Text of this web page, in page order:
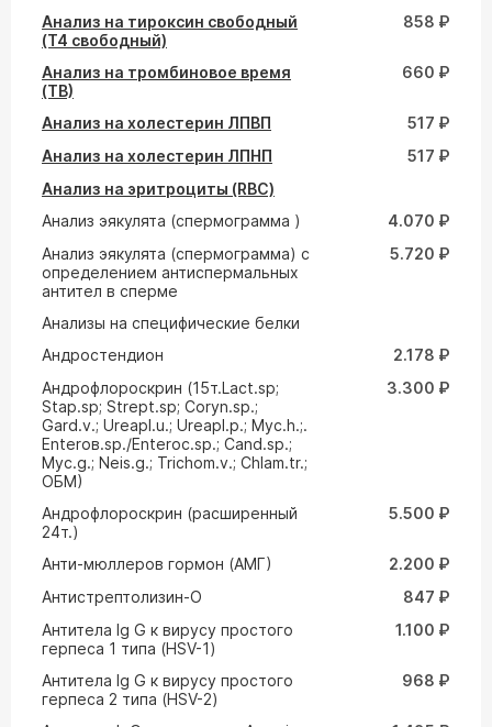
Анализ на тироксин свободный
(Т4 свободный)
858 ₽
Анализ на тромбиновое время
(ТВ)
660 ₽
Анализ на холестерин ЛПВП
517 ₽
Анализ на холестерин ЛПНП
517 ₽
Анализ на эритроциты (RBC)
Анализ эякулята (спермограмма )
4.070 ₽
Анализ эякулята (спермограмма) с
определением антиспермальных
антител в сперме
5.720 ₽
Анализы на специфические белки
Андростендион
2.178 ₽
Андрофлороскрин (15т.Lact.sp;
Stap.sp; Strept.sp; Coryn.sp.;
Gard.v.; Ureapl.u.; Ureapl.p.; Myc.h.;.
Enteroв.sp./Enteroc.sp.; Cand.sp.;
Myc.g.; Neis.g.; Trichom.v.; Chlam.tr.;
ОБМ)
3.300 ₽
Андрофлороскрин (расширенный
24т.)
5.500 ₽
Анти-мюллеров гормон (АМГ)
2.200 ₽
Антистрептолизин-О
847 ₽
Антитела Ig G к вирусу простого
герпеса 1 типа (HSV-1)
1.100 ₽
Антитела Ig G к вирусу простого
герпеса 2 типа (HSV-2)
968 ₽